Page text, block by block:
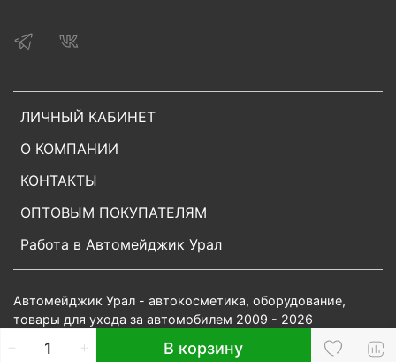
В корзину
ЛИЧНЫЙ КАБИНЕТ
О КОМПАНИИ
КОНТАКТЫ
ОПТОВЫМ ПОКУПАТЕЛЯМ
Работа в Автомейджик Урал
Автомейджик Урал - автокосметика, оборудование,
товары для ухода за автомобилем 2009 - 2026